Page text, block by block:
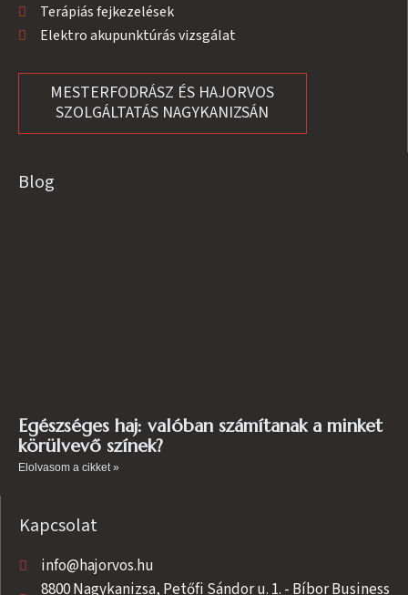
Terápiás fejkezelések
Elektro akupunktúrás vizsgálat
MESTERFODRÁSZ ÉS HAJORVOS
SZOLGÁLTATÁS NAGYKANIZSÁN
Blog
Egészséges haj: valóban számítanak a minket
körülvevő színek?
Elolvasom a cikket »
Kapcsolat
info@hajorvos.hu
8800 Nagykanizsa, Petőfi Sándor u. 1. - Bíbor Business